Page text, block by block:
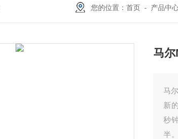
您的位置：首页 - 产品中
马
马
新
秒
半